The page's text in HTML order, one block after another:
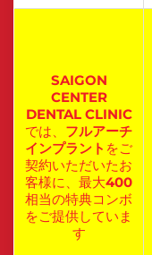
SAIGON
CENTER
DENTAL CLINIC
では、 フルアーチ
インプラント をご
契約いただいたお
客様に、最大400
相当の特典コンボ
をご提供していま
す